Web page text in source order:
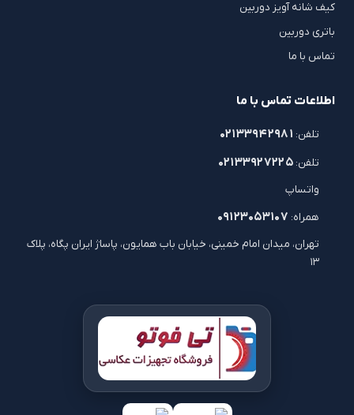
کیف شانه آویز دوربین
باتری دوربین
تماس با ما
اطلاعات تماس با ما
تلفن: ۰۲۱۳۳۹۴۲۹۸۱
تلفن: ۰۲۱۳۳۹۲۷۲۲۵
واتساپ
همراه: ۰۹۱۲۳۰۵۳۱۰۷
تهران، میدان امام خمینی، خیابان باب همایون، پاساژ ایران پگاه، پلاک
۱۳